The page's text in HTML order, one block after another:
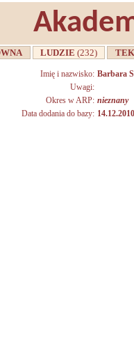
LUDZIE(232)
Imię i nazwisko: Barbara
Uwagi:
Okres w ARP: nieznany
Data dodania do bazy: 14.12.2010